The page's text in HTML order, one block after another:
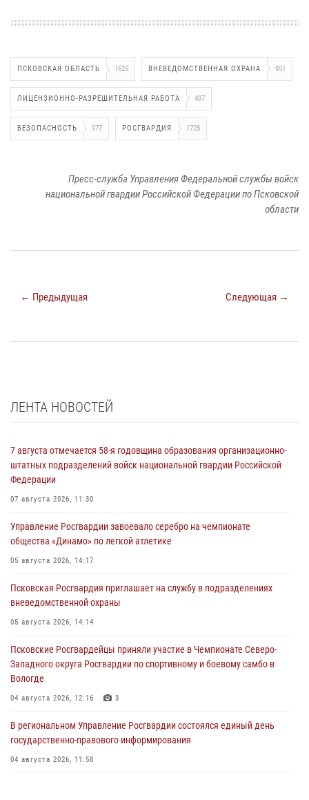
ПСКОВСКАЯ ОБЛАСТЬ 1625 ВНЕВЕДОМСТВЕННАЯ ОХРАНА 951
ЛИЦЕНЗИОННО-РАЗРЕШИТЕЛЬНАЯ РАБОТА 497
БЕЗОПАСНОСТЬ 977 РОСГВАРДИЯ 1725
Пресс-служба Управления Федеральной службы войск
национальной гвардии Российской Федерации по Псковской
области
← Предыдущая Следующая →
ЛЕНТА НОВОСТЕЙ
7 августа отмечается 58-я годовщина образования организационно-
штатных подразделений войск национальной гвардии Российской
Федерации
07 августа 2026, 11:30
Управление Росгвардии завоевало серебро на чемпионате
общества «Динамо» по легкой атлетике
05 августа 2026, 14:17
Псковская Росгвардия приглашает на службу в подразделениях
вневедомственной охраны
05 августа 2026, 14:14
Псковские Росгвардейцы приняли участие в Чемпионате Северо-
Западного округа Росгвардии по спортивному и боевому самбо в
Вологде
04 августа 2026, 12:16 3
В региональном Управление Росгвардии состоялся единый день
государственно-правового информирования
04 августа 2026, 11:58